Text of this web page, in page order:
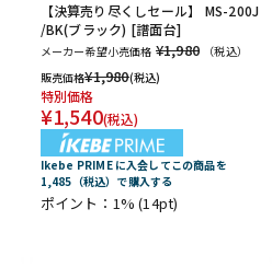
【決算売り尽くしセール】 MS-200J
/BK(ブラック) [譜面台]
メーカー希望小売価格 ¥1,980
（税込）
販売価格¥1,980(税込)
特別価格
¥1,540(税込)
Ikebe PRIME に入会してこの商品を
1,485（税込）で購入する
ポイント：1%(14pt)